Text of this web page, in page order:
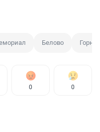
Белово
0 0